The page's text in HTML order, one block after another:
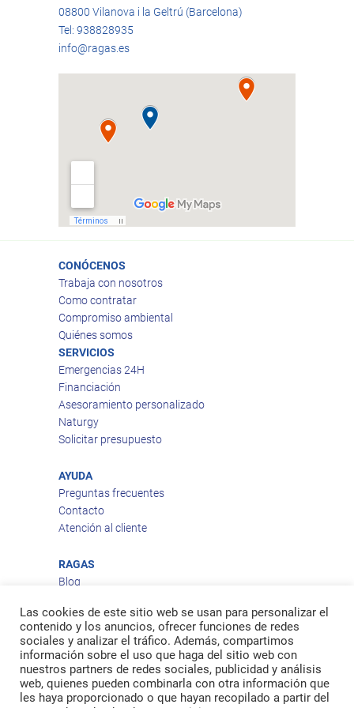
08800 Vilanova i la Geltrú (Barcelona)
Tel: 938828935
info@ragas.es
CONÓCENOS
Trabaja con nosotros
Como contratar
Compromiso ambiental
Quiénes somos
SERVICIOS
Emergencias 24H
Financiación
Asesoramiento personalizado
Naturgy
Solicitar presupuesto
AYUDA
Preguntas frecuentes
Contacto
Atención al cliente
RAGAS
Blog
Política de privacidad
Política de cookies
Política de envío
Política de devoluciones
Las cookies de este sitio web se usan para personalizar el
contenido y los anuncios, ofrecer funciones de redes
sociales y analizar el tráfico. Además, compartimos
información sobre el uso que haga del sitio web con
nuestros partners de redes sociales, publicidad y análisis
web, quienes pueden combinarla con otra información que
les haya proporcionado o que hayan recopilado a partir del